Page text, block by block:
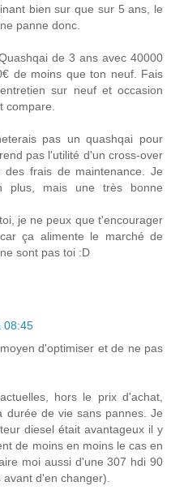
bien sur que sur 5 ans, le
panne donc.
de 3 ans avec 40000
de moins que ton neuf. Fais
sur neuf et occasion
compare.
pas un quashqai pour
pas l'utilité d'un cross-over
frais de maintenance. Je
plus, mais une très bonne
je ne peux que t'encourager
ça alimente le marché de
sont pas toi :D
08:45
d'optimiser et de ne pas
hors le prix d'achat,
durée de vie sans pannes. Je
diesel était avantageux il y
de moins en moins le cas en
moi aussi d'une 307 hdi 90
d'en changer).